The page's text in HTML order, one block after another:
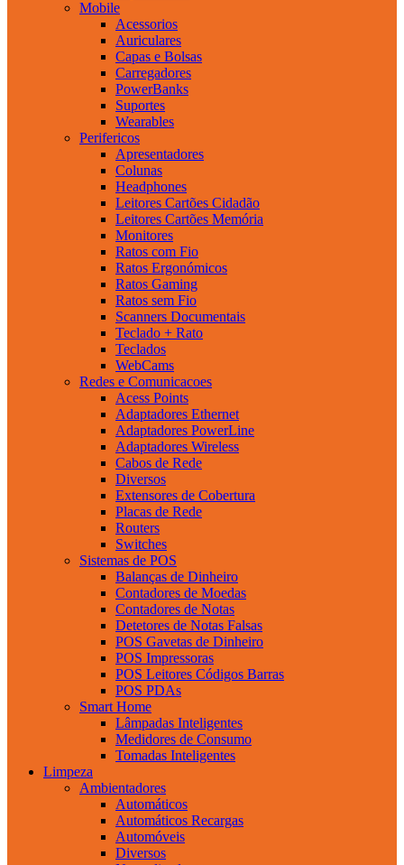
Mobile
Acessorios
Auriculares
Capas e Bolsas
Carregadores
PowerBanks
Suportes
Wearables
Perifericos
Apresentadores
Colunas
Headphones
Leitores Cartões Cidadão
Leitores Cartões Memória
Monitores
Ratos com Fio
Ratos Ergonómicos
Ratos Gaming
Ratos sem Fio
Scanners Documentais
Teclado + Rato
Teclados
WebCams
Redes e Comunicacoes
Acess Points
Adaptadores Ethernet
Adaptadores PowerLine
Adaptadores Wireless
Cabos de Rede
Diversos
Extensores de Cobertura
Placas de Rede
Routers
Switches
Sistemas de POS
Balanças de Dinheiro
Contadores de Moedas
Contadores de Notas
Detetores de Notas Falsas
POS Gavetas de Dinheiro
POS Impressoras
POS Leitores Códigos Barras
POS PDAs
Smart Home
Lâmpadas Inteligentes
Medidores de Consumo
Tomadas Inteligentes
Limpeza
Ambientadores
Automáticos
Automáticos Recargas
Automóveis
Diversos